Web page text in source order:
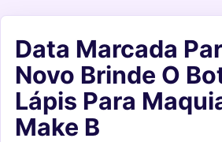
Data Marcada
Novo Brinde O
Lápis Para
Make B